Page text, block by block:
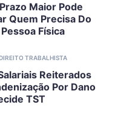
Maior Pode
Quem Precisa Do
Física
TRABALHISTA
Reiterados
Por Dano
TST